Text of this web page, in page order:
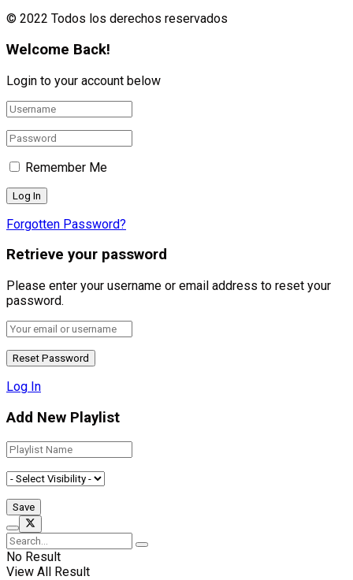
© 2022 Todos los derechos reservados
Welcome Back!
Login to your account below
Remember Me
Forgotten Password?
Retrieve your password
Please enter your username or email address to reset your
password.
Log In
Add New Playlist
No Result
View All Result